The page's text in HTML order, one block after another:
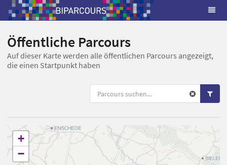
Öffentliche Parcours
Auf dieser Karte werden alle öffentlichen Parcours angezeigt,
die einen Startpunkt haben
+
−